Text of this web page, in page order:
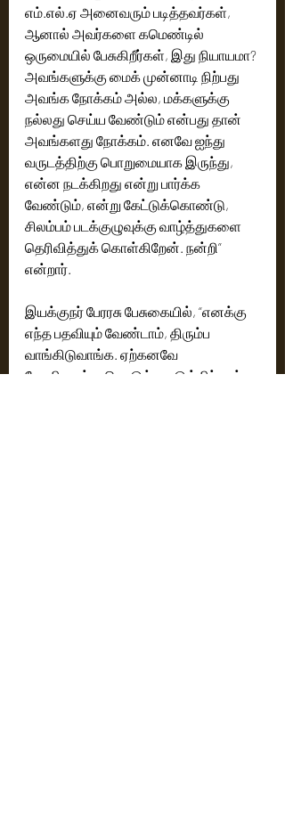
எம்.எல்.ஏ அனைவரும் படித்தவர்கள்,
ஆனால் அவர்களை கமெண்டில்
ஒருமையில் பேசுகிறீர்கள், இது நியாயமா?
அவங்களுக்கு மைக் முன்னாடி நிற்பது
அவங்க நோக்கம் அல்ல, மக்களுக்கு
நல்லது செய்ய வேண்டும் என்பது தான்
அவங்களது நோக்கம். எனவே ஐந்து
வருடத்திற்கு பொறுமையாக இருந்து,
என்ன நடக்கிறது என்று பார்க்க
வேண்டும், என்று கேட்டுக்கொண்டு,
சிலம்பம் படக்குழுவுக்கு வாழ்த்துகளை
தெரிவித்துக் கொள்கிறேன். நன்றி”
என்றார்.
இயக்குநர் பேரரசு பேசுகையில், “எனக்கு
எந்த பதவியும் வேண்டாம், திரும்ப
வாங்கிடுவாங்க. ஏற்கனவே
ஜோதிடருக்கு கொடுத்து புடுங்கிட்டாங்க,